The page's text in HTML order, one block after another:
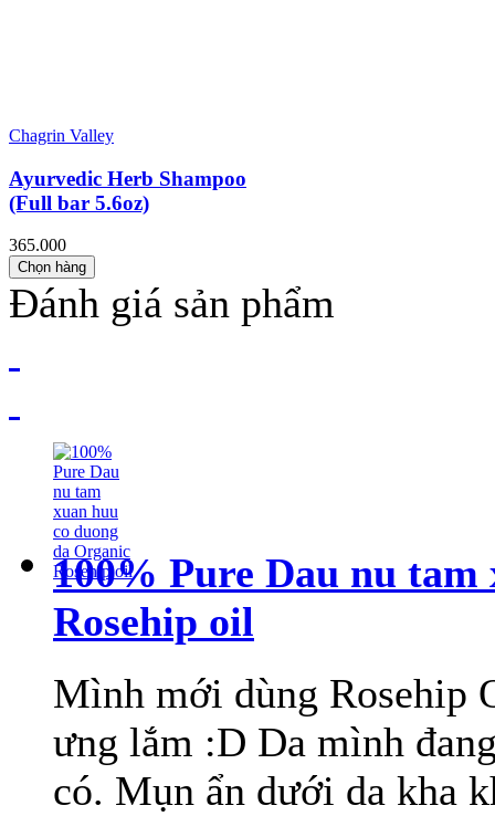
Chagrin Valley
Ayurvedic Herb Shampoo
(Full bar 5.6oz)
365.000
Chọn hàng
Đánh giá sản phẩm
100% Pure Dau nu
Rosehip oil
Mình mới dùng Rosehip
ưng lắm :D Da mình
có. Mụn ẩn dưới da kha